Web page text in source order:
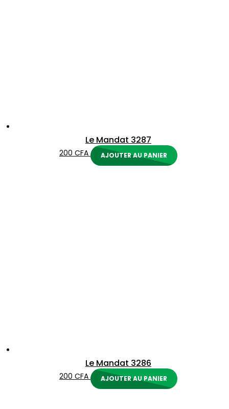
Le Mandat 3287
200 CFA AJOUTER AU PANIER
Le Mandat 3286
200 CFA AJOUTER AU PANIER